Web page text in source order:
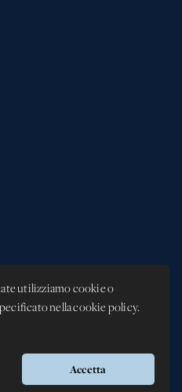
utilizziamo cookie o
nella cookie policy.
Accetta